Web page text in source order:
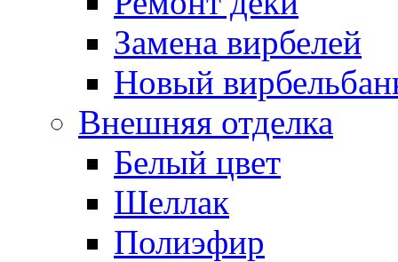
Замена вирбелей
Новый
Внешняя отделка
Белый цвет
Шеллак
Полиэфир